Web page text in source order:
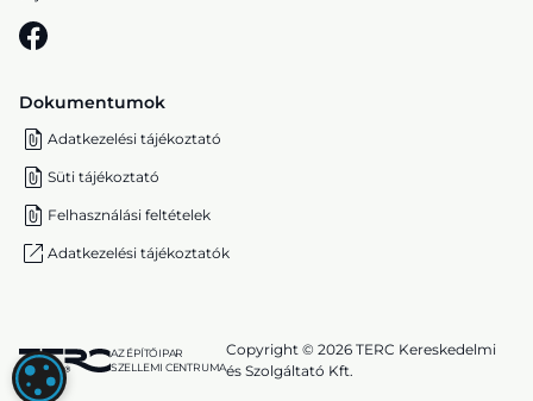
Dokumentumok
Adatkezelési tájékoztató
Süti tájékoztató
Felhasználási feltételek
Adatkezelési tájékoztatók
AZ ÉPÍTŐIPAR
SZELLEMI CENTRUMA
Copyright © 2026 TERC Kereskedelmi
és Szolgáltató Kft.
SÜTI (COOKIE) BEÁLLÍTÁSOK